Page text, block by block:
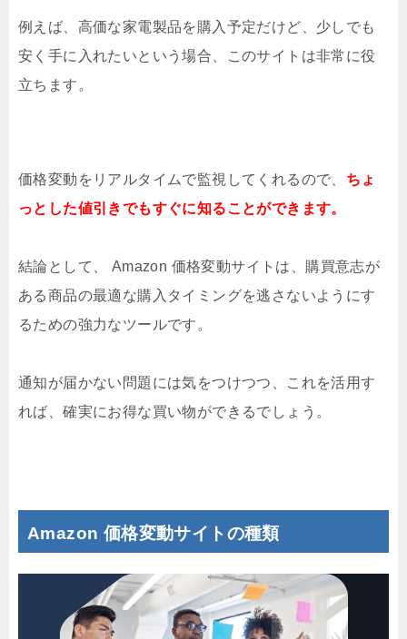
例えば、高価な家電製品を購入予定だけど、少しでも
安く手に入れたいという場合、このサイトは非常に役
立ちます。
価格変動をリアルタイムで監視してくれるので、 ちょ
っとした値引きでもすぐに知ることができます。
結論として、 Amazon 価格変動サイトは、購買意志が
ある商品の最適な購入タイミングを逃さないようにす
るための強力なツールです。
通知が届かない問題には気をつけつつ、これを活用す
れば、確実にお得な買い物ができるでしょう。
Amazon 価格変動サイトの種類